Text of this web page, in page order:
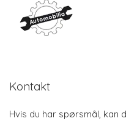
Kontakt
Hvis du har spørsmål, kan